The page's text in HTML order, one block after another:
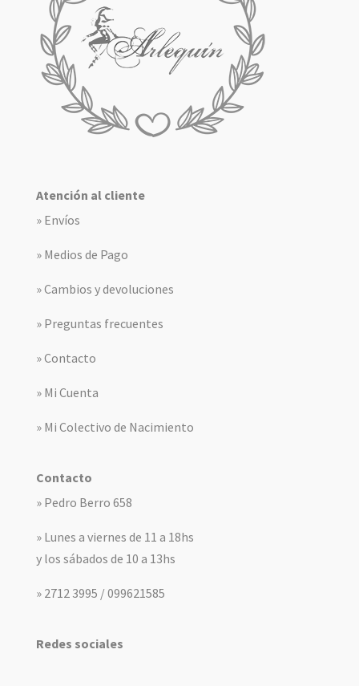
Atención al cliente
» Envíos
» Medios de Pago
» Cambios y devoluciones
» Preguntas frecuentes
» Contacto
» Mi Cuenta
» Mi Colectivo de Nacimiento
Contacto
» Pedro Berro 658
» Lunes a viernes de 11 a 18hs
y los sábados de 10 a 13hs
» 2712 3995 / 099621585
Redes sociales